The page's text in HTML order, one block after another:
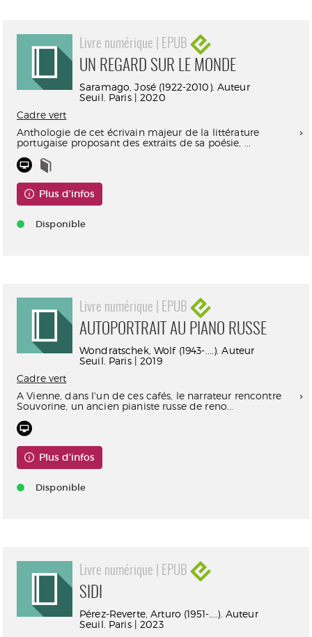
Livre numérique | EPUB
UN REGARD SUR LE MONDE
Saramago, José (1922-2010). Auteur
Seuil. Paris | 2020
Cadre vert
Anthologie de cet écrivain majeur de la littérature
portugaise proposant des extraits de sa poésie, ...
Plus d'infos
Disponible
Livre numérique | EPUB
AUTOPORTRAIT AU PIANO RUSSE
Wondratschek, Wolf (1943-....). Auteur
Seuil. Paris | 2019
Cadre vert
A Vienne, dans l'un de ces cafés, le narrateur rencontre
Souvorine, un ancien pianiste russe de reno...
Plus d'infos
Disponible
Livre numérique | EPUB
SIDI
Pérez-Reverte, Arturo (1951-....). Auteur
Seuil. Paris | 2023